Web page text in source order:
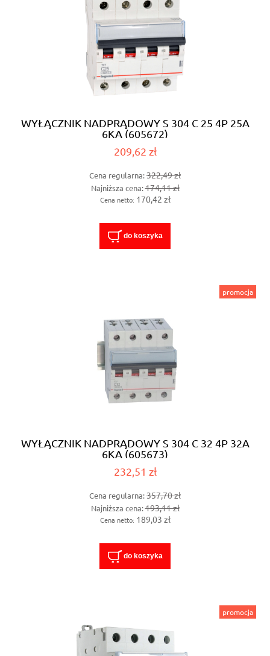
WYŁĄCZNIK NADPRĄDOWY S 304 C 25 4P 25A
6KA (605672)
209,62 zł
Cena regularna:322,49 zł
Najniższa cena:174,11 zł
Cena netto: 170,42 zł
do koszyka
WYŁĄCZNIK NADPRĄDOWY S 304 C 32 4P 32A
6KA (605673)
232,51 zł
Cena regularna:357,70 zł
Najniższa cena:193,11 zł
Cena netto: 189,03 zł
do koszyka
promocja
promocja